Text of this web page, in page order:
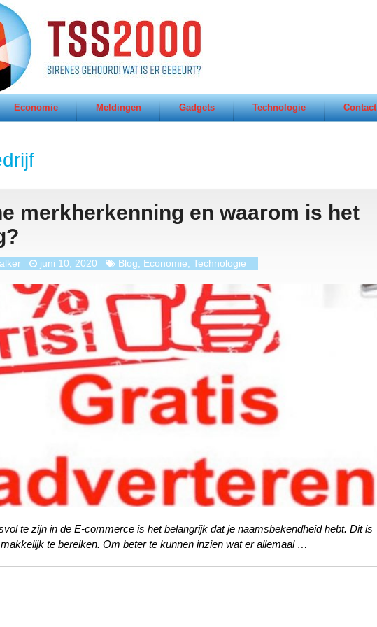
Economie Meldingen Gadgets Technologie Contact
merkherkenning en waarom is het
juni 10, 2020 Blog Economie ,Technologie
te zijn in de E-commerce is het belangrijk dat je naamsbekendheid hebt. Dit is
te bereiken. Om beter te kunnen inzien wat er allemaal …